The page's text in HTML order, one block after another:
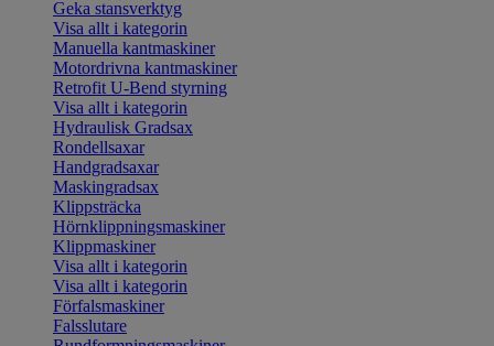
Geka stansverktyg
Visa allt i kategorin
Manuella kantmaskiner
Motordrivna kantmaskiner
Retrofit U-Bend styrning
Visa allt i kategorin
Hydraulisk Gradsax
Rondellsaxar
Handgradsaxar
Maskingradsax
Klippsträcka
Hörnklippningsmaskiner
Klippmaskiner
Visa allt i kategorin
Visa allt i kategorin
Förfalsmaskiner
Falsslutare